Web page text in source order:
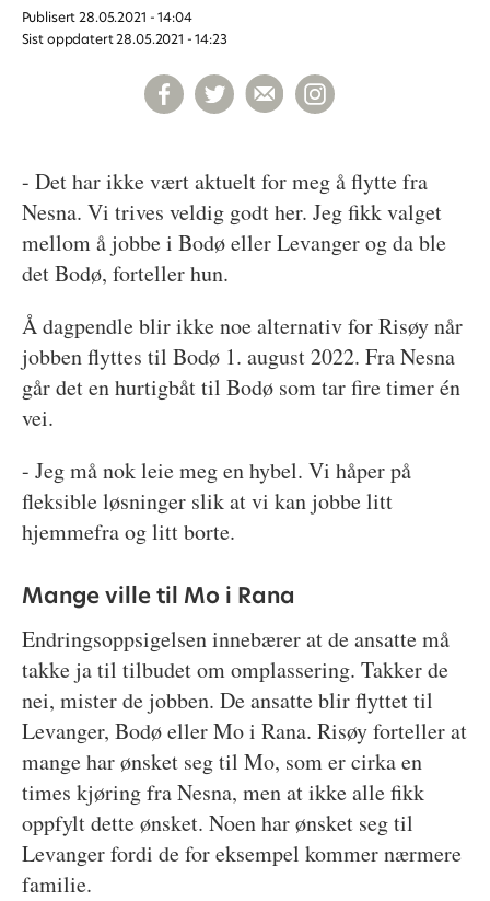
Publisert 28.05.2021 - 14:04
Sist oppdatert 28.05.2021 - 14:23
- Det har ikke vært aktuelt for meg å flytte fra
Nesna. Vi trives veldig godt her. Jeg fikk valget
mellom å jobbe i Bodø eller Levanger og da ble
det Bodø, forteller hun.
Å dagpendle blir ikke noe alternativ for Risøy når
jobben flyttes til Bodø 1. august 2022. Fra Nesna
går det en hurtigbåt til Bodø som tar fire timer én
vei.
- Jeg må nok leie meg en hybel. Vi håper på
fleksible løsninger slik at vi kan jobbe litt
hjemmefra og litt borte.
Mange ville til Mo i Rana
Endringsoppsigelsen innebærer at de ansatte må
takke ja til tilbudet om omplassering. Takker de
nei, mister de jobben. De ansatte blir flyttet til
Levanger, Bodø eller Mo i Rana. Risøy forteller at
mange har ønsket seg til Mo, som er cirka en
times kjøring fra Nesna, men at ikke alle fikk
oppfylt dette ønsket. Noen har ønsket seg til
Levanger fordi de for eksempel kommer nærmere
familie.